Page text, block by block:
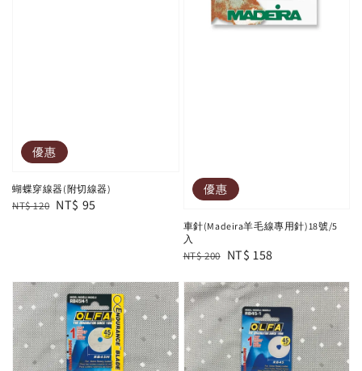
優惠
蝴蝶穿線器(附切線器)
Regular
NT$ 120 Sale
NT$ 95
優惠
車針(Madeira羊毛線專用針)18號/5
入
Regular
NT$ 200 Sale
NT$ 158